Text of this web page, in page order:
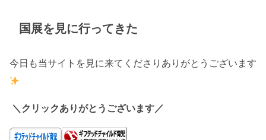
国展を見に行ってきた
今日も当サイトを見に来てくださりありがとうございます
＼クリックありがとうございます／